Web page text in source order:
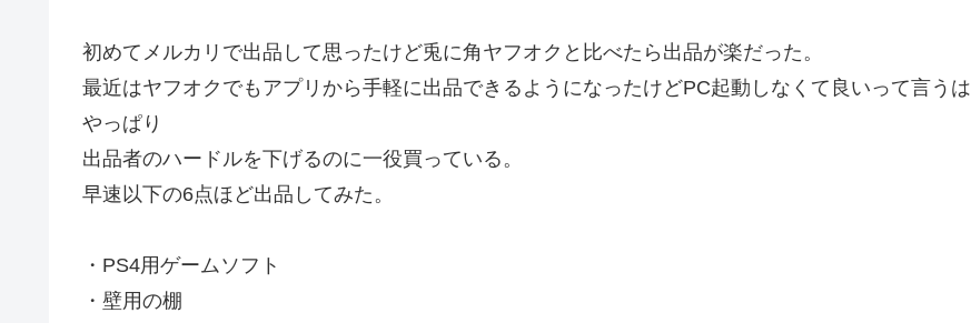
初めてメルカリで出品して思ったけど兎に角ヤフオクと比べたら出品が楽だった。
最近はヤフオクでもアプリから手軽に出品できるようになったけどPC起動しなくて良いって言うは
やっぱり
出品者のハードルを下げるのに一役買っている。
早速以下の6点ほど出品してみた。
・PS4用ゲームソフト
・壁用の棚